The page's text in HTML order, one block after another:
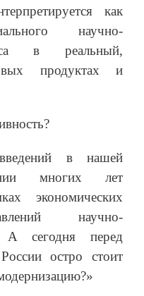
как
научно-
в реальный,
продуктах и
в нашей
многих лет
экономических
научно-
А сегодня перед
остро стоит